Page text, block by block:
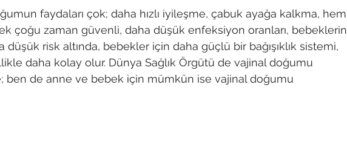
faydaları çok; daha hızlı iyileşme, çabuk ayağa kalkma, hem
çoğu zaman güvenli, daha düşük enfeksiyon oranları, bebeklerin
düşük risk altında, bebekler için daha güçlü bir bağışıklık sistemi,
daha kolay olur. Dünya Sağlık Örgütü de vajinal doğumu
ben de anne ve bebek için mümkün ise vajinal doğumu